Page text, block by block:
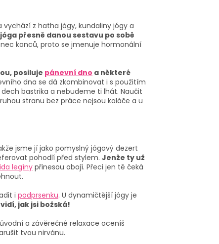
z hatha jógy, kundaliny jógy a
přesně danou sestavu po sobě
konců, proto se jmenuje hormonální
posiluje pánevní dno a některé
dna se dá zkombinovat i s použitím
bastrika a nebudeme ti lhát. Naučit
stranu bez práce nejsou koláče a u
jsme jí jako pomyslný jógový dezert
pohodlí před stylem. Jenže ty už
legínypřinesou obojí. Přeci jen tě čeká
i podprsenku. U dynamičtější jógy je
jak jsi božská!
a závěrečné relaxace oceníš
tvou nirvánu.